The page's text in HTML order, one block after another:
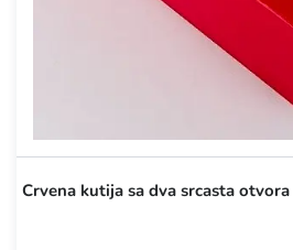
Crvena kutija sa dva srcasta otvora